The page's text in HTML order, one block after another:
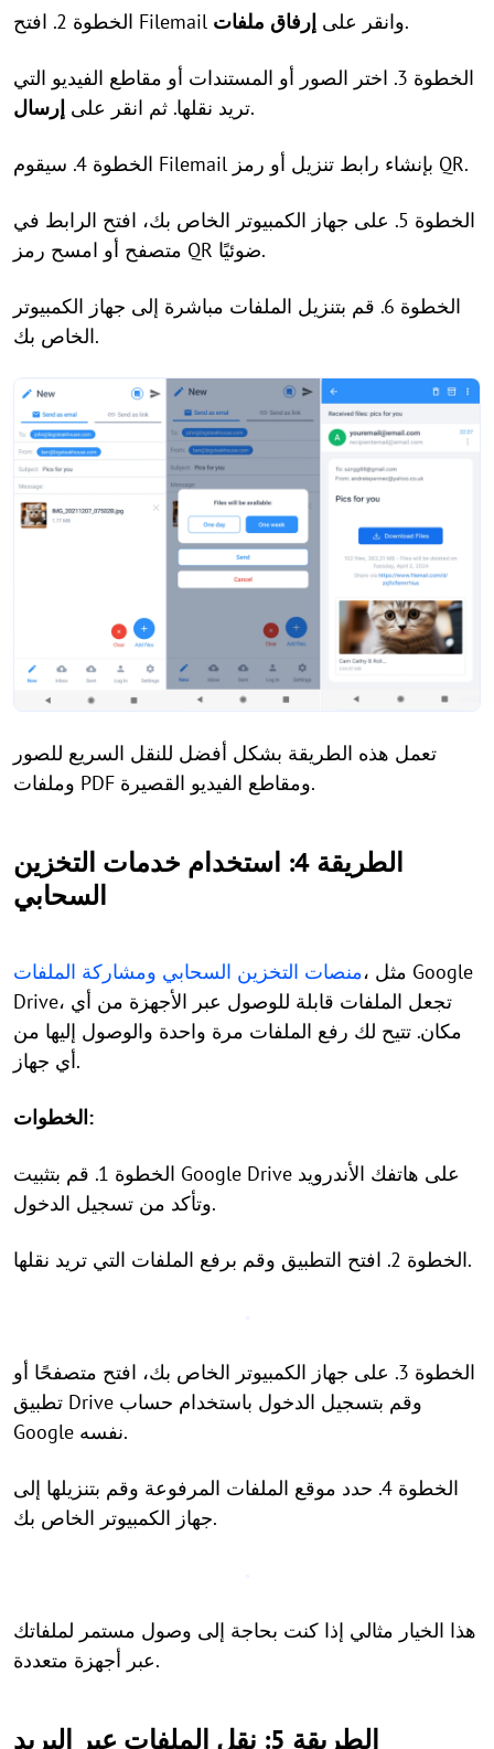
الخطوة 2. افتح Filemail وانقر على إرفاق ملفات .
الخطوة 3. اختر الصور أو المستندات أو مقاطع الفيديو التي
تريد نقلها. ثم انقر على إرسال .
الخطوة 4. سيقوم Filemail بإنشاء رابط تنزيل أو رمز QR.
الخطوة 5. على جهاز الكمبيوتر الخاص بك، افتح الرابط في
متصفح أو امسح رمز QR ضوئيًا.
الخطوة 6. قم بتنزيل الملفات مباشرة إلى جهاز الكمبيوتر
الخاص بك.
تعمل هذه الطريقة بشكل أفضل للنقل السريع للصور
وملفات PDF ومقاطع الفيديو القصيرة.
الطريقة 4: استخدام خدمات التخزين
السحابي
منصات التخزين السحابي ومشاركة الملفات، مثل Google
Drive، تجعل الملفات قابلة للوصول عبر الأجهزة من أي
مكان. تتيح لك رفع الملفات مرة واحدة والوصول إليها من
أي جهاز.
الخطوات:
الخطوة 1. قم بتثبيت Google Drive على هاتفك الأندرويد
وتأكد من تسجيل الدخول.
الخطوة 2. افتح التطبيق وقم برفع الملفات التي تريد نقلها.
الخطوة 3. على جهاز الكمبيوتر الخاص بك، افتح متصفحًا أو
تطبيق Drive وقم بتسجيل الدخول باستخدام حساب
Google نفسه.
الخطوة 4. حدد موقع الملفات المرفوعة وقم بتنزيلها إلى
جهاز الكمبيوتر الخاص بك.
هذا الخيار مثالي إذا كنت بحاجة إلى وصول مستمر لملفاتك
عبر أجهزة متعددة.
الطريقة 5: نقل الملفات عبر البريد